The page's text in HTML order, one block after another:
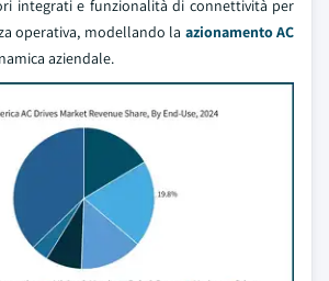
integrati e funzionalità di connettività per
operativa, modellando la azionamento AC
aziendale.